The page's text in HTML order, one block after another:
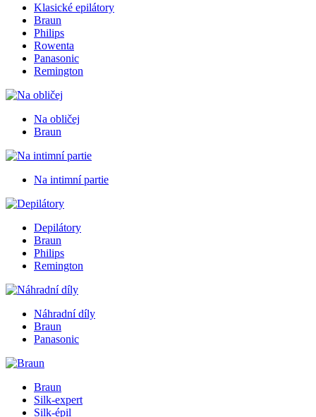
Klasické epilátory
Braun
Philips
Rowenta
Panasonic
Remington
Na obličej
Braun
Na intimní partie
Depilátory
Braun
Philips
Remington
Náhradní díly
Braun
Panasonic
Braun
Silk-expert
Silk-épil